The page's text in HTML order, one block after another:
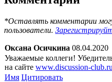
*Оставлять комментарии
пользователи.
Оксана Осичкина 08.04.2020
Уважаемые коллеги!
на сайте www.discussion-club.ru
Имя Цитировать